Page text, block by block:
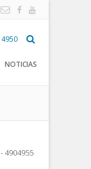
NOTICIAS
4904955